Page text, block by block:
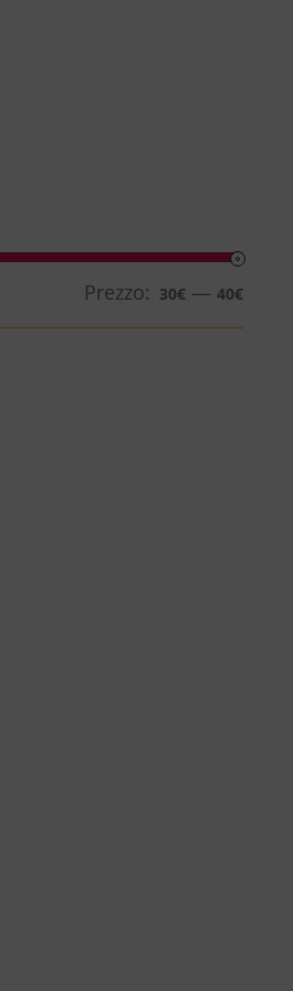
Min
Max
Prezzo: 30€ — 40€